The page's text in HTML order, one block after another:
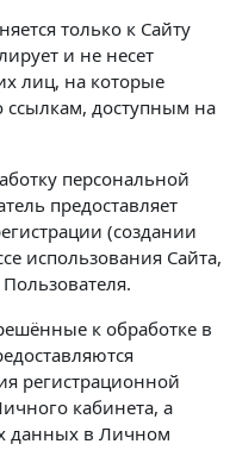
только к Сайту
и не несет
лиц, на которые
ссылкам, доступным на
персональной
предоставляет
(создании
использования Сайта,
к обработке в
регистрационной
кабинета, а
данных в Личном